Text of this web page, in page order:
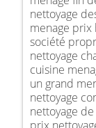
nettoyage
menage prix
société
nettoyage
cuisine
un grand
nettoyage
nettoyage
prix